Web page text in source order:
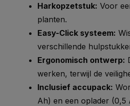
Harkopzetstuk: Voor
planten.
Easy-Click systeem:
verschillende
Ergonomisch ontwerp:
werken, terwijl de
Inclusief accupack:
Ah) en een oplader (0,5